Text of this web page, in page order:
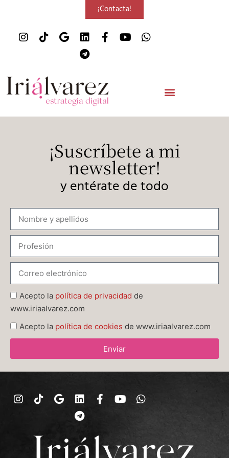
¡Contacta!
¡Suscríbete a mi
newsletter!
y entérate de todo
Acepto la política de privacidad de
www.iriaalvarez.com
Acepto la política de cookies de www.iriaalvarez.com
Enviar